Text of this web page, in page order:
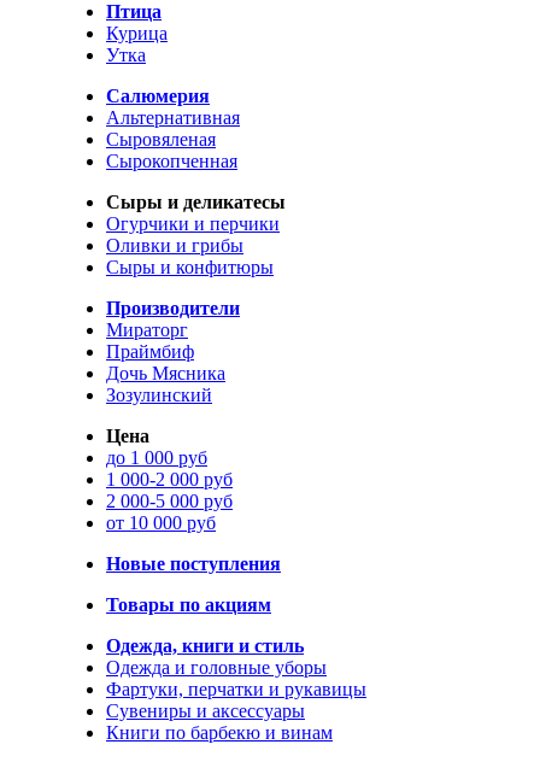
Птица
Курица
Утка
Салюмерия
Альтернативная
Сыровяленая
Сырокопченная
Сыры и деликатесы
Огурчики и перчики
Оливки и грибы
Сыры и конфитюры
Производители
Мираторг
Праймбиф
Дочь Мясника
Зозулинский
Цена
до 1 000 руб
1 000-2 000 руб
2 000-5 000 руб
от 10 000 руб
Новые поступления
Товары по акциям
Одежда, книги и стиль
Одежда и головные уборы
Фартуки, перчатки и рукавицы
Сувениры и аксессуары
Книги по барбекю и винам